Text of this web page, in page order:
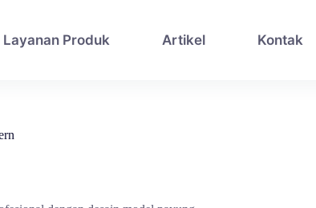
Layanan Produk Artikel Kontak